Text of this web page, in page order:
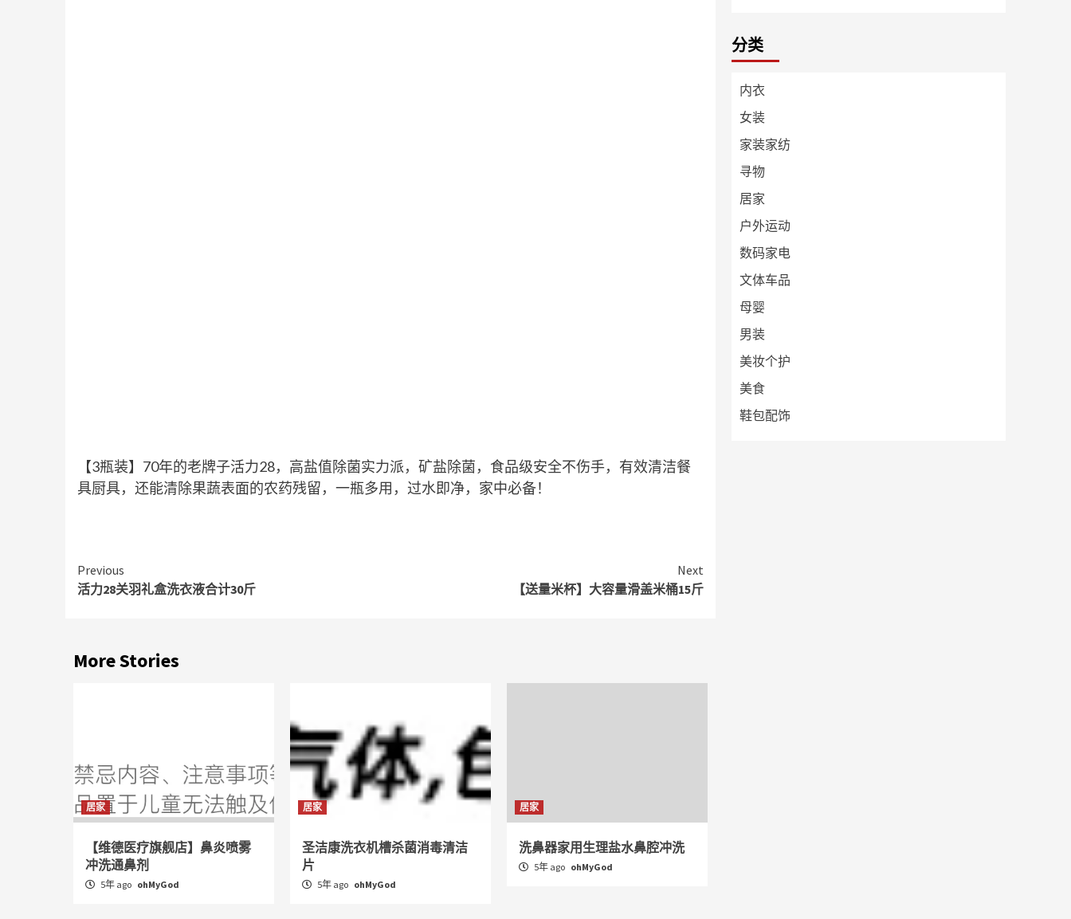
【3瓶装】70年的老牌子活力28，高盐值除菌实力派，矿盐除菌，食品级安全不伤手，有效清洁餐
具厨具，还能清除果蔬表面的农药残留，一瓶多用，过水即净，家中必备！
Continue
Reading
Previous
活力28关羽礼盒洗衣液合计30斤
Next
【送量米杯】大容量滑盖米桶15斤
More Stories
居家
【维德医疗旗舰店】鼻炎喷雾
冲洗通鼻剂
5年 ago ohMyGod
居家
圣洁康洗衣机槽杀菌消毒清洁
片
5年 ago ohMyGod
居家
洗鼻器家用生理盐水鼻腔冲洗
5年 ago ohMyGod
分类
内衣
女装
家装家纺
寻物
居家
户外运动
数码家电
文体车品
母婴
男装
美妆个护
美食
鞋包配饰